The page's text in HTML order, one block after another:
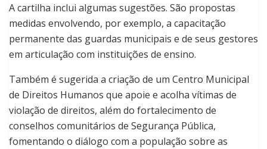
A cartilha inclui algumas sugestões. São propostas
medidas envolvendo, por exemplo, a capacitação
permanente das guardas municipais e de seus gestores
em articulação com instituições de ensino.
Também é sugerida a criação de um Centro Municipal
de Direitos Humanos que apoie e acolha vítimas de
violação de direitos, além do fortalecimento de
conselhos comunitários de Segurança Pública,
fomentando o diálogo com a população sobre as